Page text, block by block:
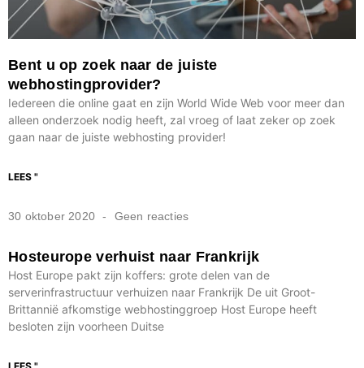
Bent u op zoek naar de juiste
webhostingprovider?
Iedereen die online gaat en zijn World Wide Web voor meer dan
alleen onderzoek nodig heeft, zal vroeg of laat zeker op zoek
gaan naar de juiste webhosting provider!
LEES "
30 oktober 2020 Geen reacties
Hosteurope verhuist naar Frankrijk
Host Europe pakt zijn koffers: grote delen van de
serverinfrastructuur verhuizen naar Frankrijk De uit Groot-
Brittannië afkomstige webhostinggroep Host Europe heeft
besloten zijn voorheen Duitse
LEES "